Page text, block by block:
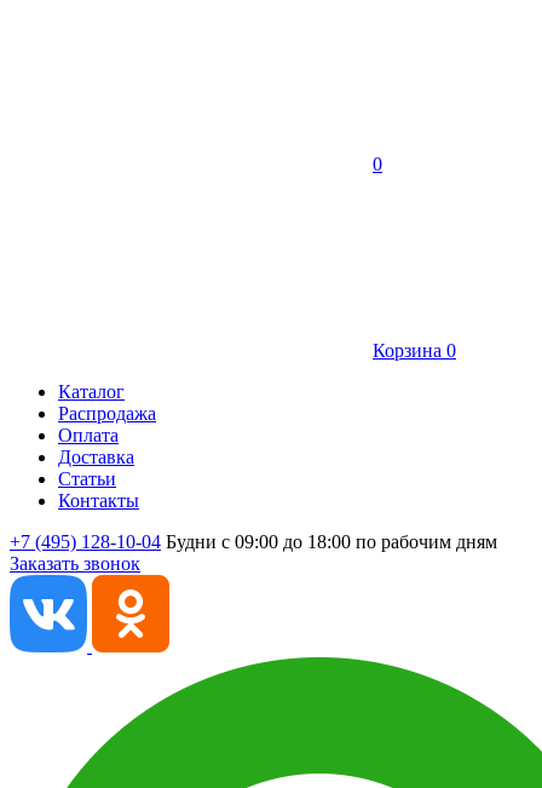
0
Корзина 0
Каталог
Распродажа
Оплата
Доставка
Статьи
Контакты
+7 (495) 128-10-04 Будни с 09:00 до 18:00 по рабочим дням
Заказать звонок